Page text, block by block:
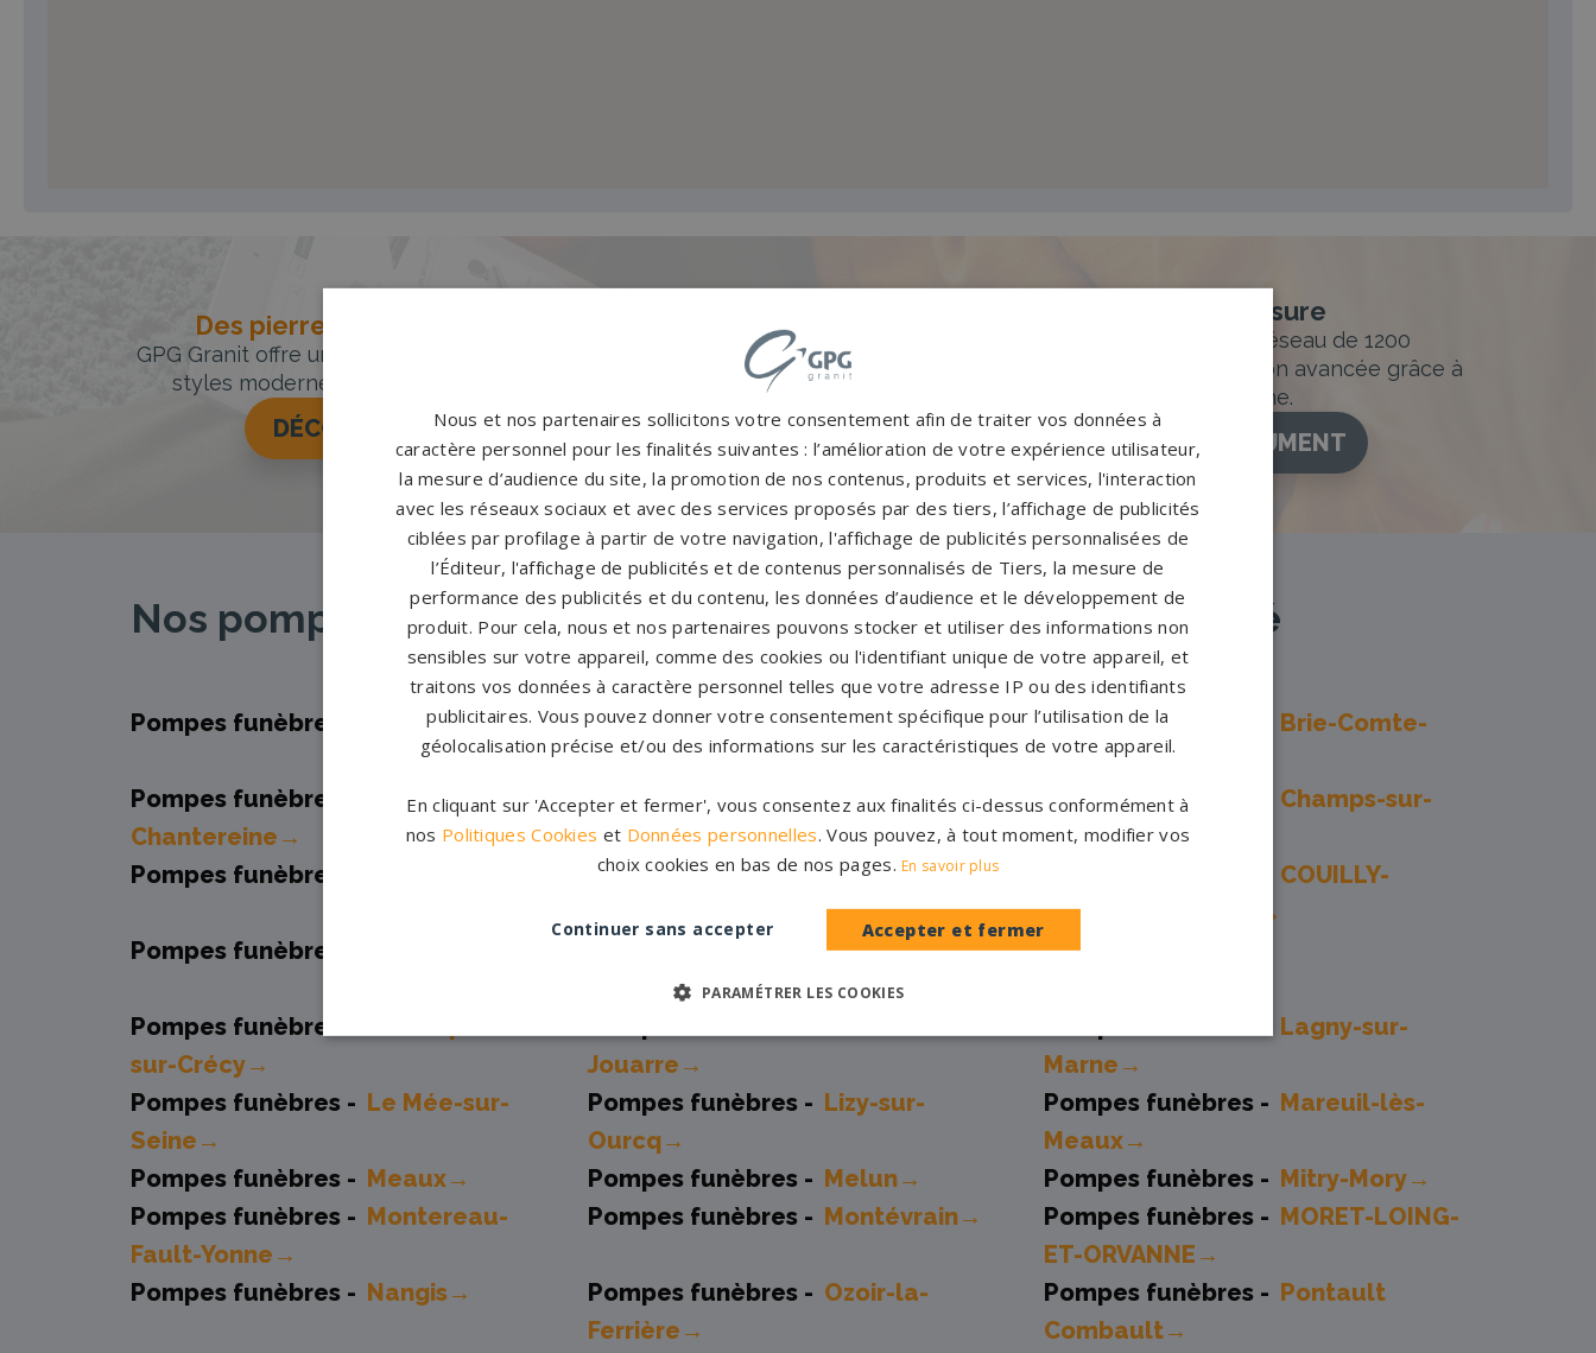
Des pierres tombales uniques et originales
GPG Granit offre un large choix de pierres tombales en granit de
styles modernes, classiques ou originales à personnaliser.
DÉCOUVREZ NOTRE CATALOGUE
Accompagnement sur-mesure
Un accompagnement sur mesure et un réseau de 1200
partenaires partout en France. Personnalisation avancée grâce à
notre configurateur 3D en ligne.
PERSONNALISEZ VOTRE MONUMENT
Nos pompes funèbres et marbriers partenaires à proximité
Pompes funèbres - Avon→ Pompes funèbres -Bray-sur-
Seine→
Pompes funèbres -
Brie-Comte-
Robert→
Pompes funèbres -
Brou-sur-
Chantereine→
Pompes funèbres -Champagne-
sur-Seine→
Pompes funèbres -
Champs-sur-
Marne→
Pompes funèbres -
Pompes funèbres -Combs-la-
COUILLY-
PONT-AUX-DAMES→
Pompes funèbres -
Cucharmoy→
Pompes funèbres -
Pompes funèbres -
sur-Crécy→
Jouarre→
Lagny-sur-
Marne→
Pompes funèbres - Le Mée-sur-
Seine→
Pompes funèbres - Lizy-sur-
Ourcq→
Pompes funèbres - Mareuil-lès-
Meaux→
Pompes funèbres - Meaux→ Pompes funèbres - Melun→ Pompes funèbres - Mitry-Mory→
Pompes funèbres - Montereau-
Fault-Yonne→
Pompes funèbres - Montévrain→ Pompes funèbres - MORET-LOING-
ET-ORVANNE→
Pompes funèbres - Nangis→ Pompes funèbres - Ozoir-la-
Ferrière→
Pompes funèbres - Pontault
Combault→
Nous et nos partenaires sollicitons votre consentement afin de traiter vos données à
caractère personnel pour les finalités suivantes : l’amélioration de votre expérience utilisateur,
la mesure d’audience du site, la promotion de nos contenus, produits et services, l'interaction
avec les réseaux sociaux et avec des services proposés par des tiers, l’affichage de publicités
ciblées par profilage à partir de votre navigation, l'affichage de publicités personnalisées de
l’Éditeur, l'affichage de publicités et de contenus personnalisés de Tiers, la mesure de
performance des publicités et du contenu, les données d’audience et le développement de
produit. Pour cela, nous et nos partenaires pouvons stocker et utiliser des informations non
sensibles sur votre appareil, comme des cookies ou l'identifiant unique de votre appareil, et
traitons vos données à caractère personnel telles que votre adresse IP ou des identifiants
publicitaires. Vous pouvez donner votre consentement spécifique pour l’utilisation de la
géolocalisation précise et/ou des informations sur les caractéristiques de votre appareil.
En cliquant sur 'Accepter et fermer', vous consentez aux finalités ci-dessus conformément à
nos Politiques Cookies et Données personnelles. Vous pouvez, à tout moment, modifier vos
choix cookies en bas de nos pages. En savoir plus
Accepter et fermer
Continuer sans accepter
PARAMÉTRER LES COOKIES